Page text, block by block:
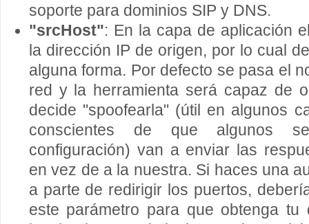
soporte para dominios SIP y DNS.
"srcHost": En la capa de aplicación
la dirección IP de origen, por lo cual
alguna forma. Por defecto se pasa el
red y la herramienta será capaz de
decide "spoofearla" (útil en algunos
conscientes de que algunos
configuración) van a enviar las
en vez de a la nuestra. Si haces una
a parte de redirigir los puertos,
este parámetro para que obtenga tu